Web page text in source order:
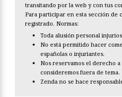
transitando por la web y con tus
Para participar en esta sección de
registrado. Normas:
Toda alusión personal
No está permitido hacer
españolas o injuriantes.
Nos reservamos el derecho
consideremos fuera de tema.
Zenda no se hace